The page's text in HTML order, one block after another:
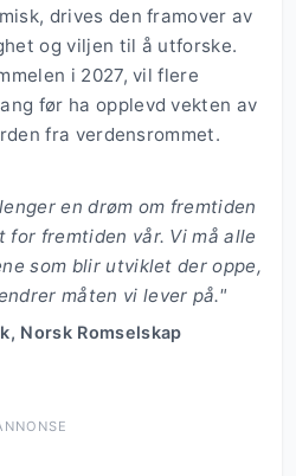
drives den framover av
og viljen til å utforske.
i 2027, vil flere
før ha opplevd vekten av
fra verdensrommet.
en drøm om fremtiden
fremtiden vår. Vi må alle
som blir utviklet der oppe,
måten vi lever på."
Norsk Romselskap